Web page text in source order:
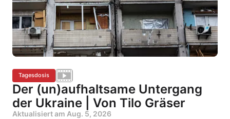
Tagesdosis
Der (un)aufhaltsame Untergang
der Ukraine | Von Tilo Gräser
Aktualisiert am Aug. 5, 2026